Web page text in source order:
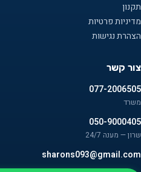
תקנון
מדיניות פרטיות
הצהרת נגישות
צור קשר
077-2006505
משרד
050-9000405
שרון — מענה 24/7
sharons093@gmail.com